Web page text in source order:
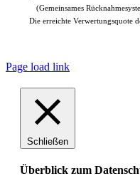
(Gemeinsames
Die erreichte Verwertungsquote
Page load link
Schließen
Überblick zum